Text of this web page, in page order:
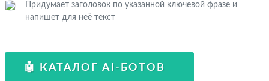
Придумает заголовок по указанной ключевой фразе и
напишет для неё текст
🤖 КАТАЛОГ AI-БОТОВ